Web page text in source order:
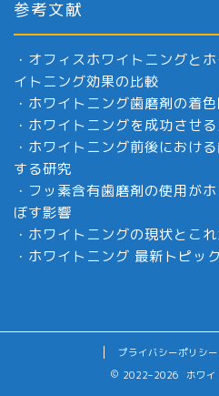
参考文献
・ オフィスホワイトニングと
イトニング効果の比較
・ ホワイトニング歯磨剤の着
・ ホワイトニングを成功させ
・ ホワイトニング前後におけ
する研究
・ フッ素含有歯磨剤の使用が
ぼす影響
・ ホワイトニングの現状とこれ
・ ホワイトニング 最新トピック
プライバシーポリシー
2022–2026 ホワイ